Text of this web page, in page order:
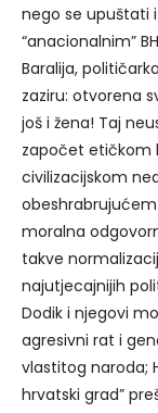
nego se upuštati
“anacionalnim”
Baralija,
zaziru: otvorena
još i žena! Taj
započet etičkom
civilizacijskom
moralna
takve
najutjecajnijih
Dodik i njegovi
agresivni rat i
vlastitog naroda;
hrvatski grad”